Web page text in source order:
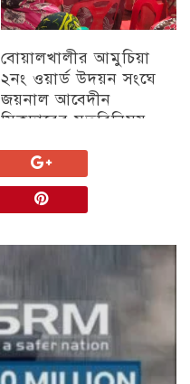
বোয়ালখালীর আমুচিয়া
২নং ওয়ার্ড উদয়ন সংঘে
জয়নাল আবেদীন
সিকদারের মতবিনিময়
অন্যান্য